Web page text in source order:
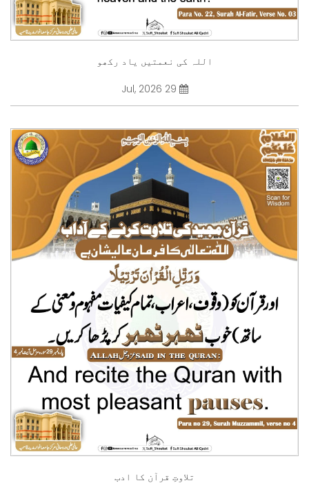
اللہ کی نعمتیں یاد رکھو
تلاوتِ قرآن کا ادب